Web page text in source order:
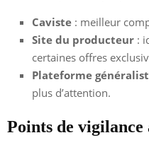
Caviste : meilleur
Site du producteur :
certaines offres
Plateforme
plus d’attention.
Points de vigilance